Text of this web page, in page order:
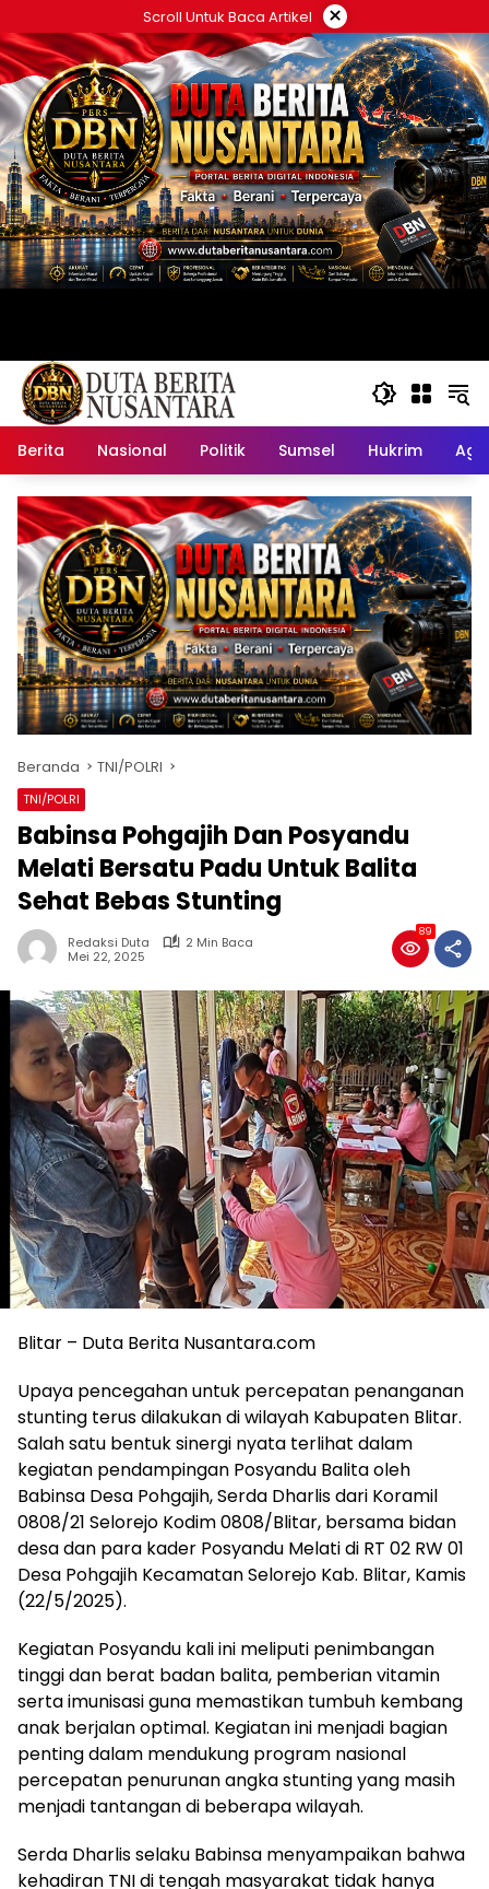
ke
konten
Scroll Untuk Baca Artikel ×
Berita Nasional Politik Sumsel Hukrim
Beranda TNI/POLRI
TNI/POLRI
Babinsa Pohgajih Dan Posyandu
Melati Bersatu Padu Untuk Balita
Sehat Bebas Stunting
Redaksi Duta
2 Min Baca
Mei 22, 2025
89
Blitar – Duta Berita Nusantara.com
Upaya pencegahan untuk percepatan penanganan
stunting terus dilakukan di wilayah Kabupaten Blitar.
Salah satu bentuk sinergi nyata terlihat dalam
kegiatan pendampingan Posyandu Balita oleh
Babinsa Desa Pohgajih, Serda Dharlis dari Koramil
0808/21 Selorejo Kodim 0808/Blitar, bersama bidan
desa dan para kader Posyandu Melati di RT 02 RW 01
Desa Pohgajih Kecamatan Selorejo Kab. Blitar, Kamis
(22/5/2025).
Kegiatan Posyandu kali ini meliputi penimbangan
tinggi dan berat badan balita, pemberian vitamin
serta imunisasi guna memastikan tumbuh kembang
anak berjalan optimal. Kegiatan ini menjadi bagian
penting dalam mendukung program nasional
percepatan penurunan angka stunting yang masih
menjadi tantangan di beberapa wilayah.
Serda Dharlis selaku Babinsa menyampaikan bahwa
kehadiran TNI di tengah masyarakat tidak hanya